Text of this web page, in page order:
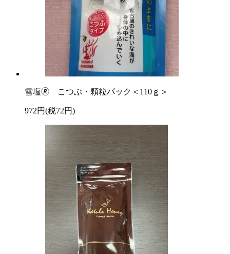
雪塩🄬 こつぶ・顆粒パック＜110ｇ＞
972円(税72円)